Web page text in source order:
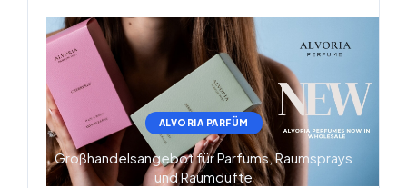
ALVORIA PARFÜM
Großhandelsangebot für Parfums, Raumsprays
und Raumdüfte